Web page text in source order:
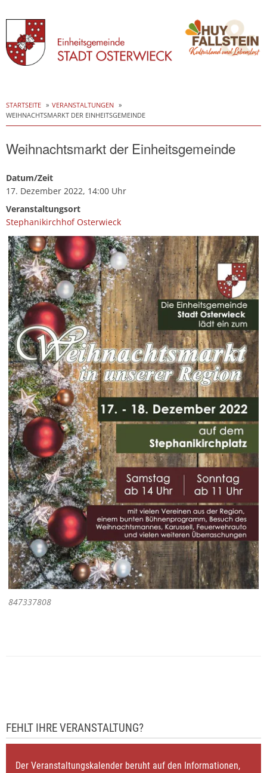
to
content
STARTSEITE
VERANSTALTUNGEN
WEIHNACHTSMARKT DER EINHEITSGEMEINDE
Weihnachtsmarkt der Einheitsgemeinde
Datum/Zeit
17. Dezember 2022, 14:00 Uhr
Veranstaltungsort
Stephanikirchhof Osterwieck
847337808
FEHLT IHRE VERANSTALTUNG?
Der Veranstaltungskalender beruht auf den Informationen,